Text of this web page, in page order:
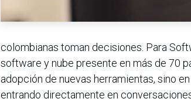
colombianas toman decisiones. Para
software y nube presente en más de 70
adopción de nuevas herramientas, sino
entrando directamente en